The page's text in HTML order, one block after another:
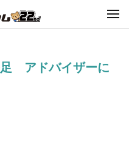
足 アドバイザーに